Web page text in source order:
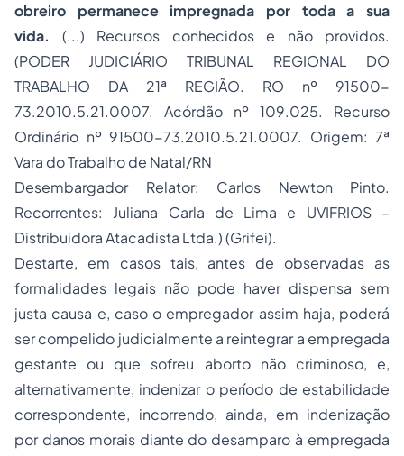
obreiro permanece impregnada por toda a sua
vida. (...) Recursos conhecidos e não providos.
(PODER JUDICIÁRIO TRIBUNAL REGIONAL DO
TRABALHO DA 21ª REGIÃO. RO nº 91500-
73.2010.5.21.0007. Acórdão nº 109.025. Recurso
Ordinário nº 91500-73.2010.5.21.0007. Origem: 7ª
Vara do Trabalho de Natal/RN
Desembargador Relator: Carlos Newton Pinto.
Recorrentes: Juliana Carla de Lima e UVIFRIOS –
Distribuidora Atacadista Ltda.) (Grifei).
Destarte, em casos tais, antes de observadas as
formalidades legais não pode haver dispensa sem
justa causa e, caso o empregador assim haja, poderá
ser compelido judicialmente a reintegrar a empregada
gestante ou que sofreu aborto não criminoso, e,
alternativamente, indenizar o período de estabilidade
correspondente, incorrendo, ainda, em indenização
por danos morais diante do desamparo à empregada